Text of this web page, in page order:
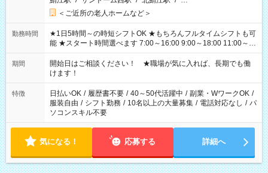
＜ご近所の老人ホームなど＞
勤務時間
★1日5時間～の時短シフトOK ★もちろんフルタイムシフトも可
能 ★スタート時間選べます 7:00～16:00 9:00～18:00 11:00～
20:00 など 残業なし！ ※Wワークの場合、他のお仕事と合わせ
週40時間超の就業はご案内できません ※法令に基づき、週20時
間以上勤務は社会保険への加入対象となります ※労働者派遣法
（日雇い派遣の原則禁止）により、短時間・短期間の就業はご
案内が難しい場合があります
期間
開始日はご相談ください！ ★職場が気に入れば、長期でも働
けます！
特徴 日払いOK / 履歴書不要 / 40～50代活躍中 / 副業・WワークOK /
服装自由 / シフト勤務 / 10名以上の大量募集 / 電話対応なし / パ
ソコンスキル不要
気になる！ 応募する 詳細へ